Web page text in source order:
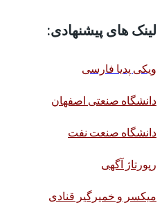
لینک های پیشنهادی:
ویکی پدیا فارسی
دانشگاه صنعتی اصفهان
دانشگاه صنعت نفت
رپورتاژ آگهی
میکسر و خمیرگیر قنادی